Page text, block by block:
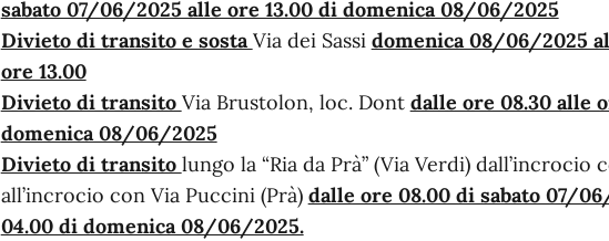
sabato 07/06/2025 alle ore 13.00 di domenica 08/06/2025
Divieto di transito e sostaVia dei Sassi domenica 08/06/2025
ore 13.00
Divieto di transito Via Brustolon, loc. Dont dalle ore 08.30 alle
domenica 08/06/2025
Divieto di transito lungo la “Ria da Prà” (Via Verdi) dall’incrocio
all’incrocio con Via Puccini (Prà) dalle ore 08.00 di sabato 07/
04.00 di domenica 08/06/2025.